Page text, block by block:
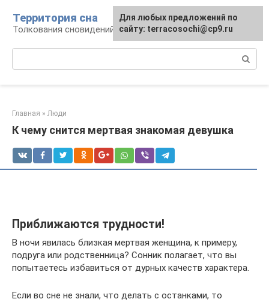
контенту
Территория сна
Толкования сновидений
Главная » Люди
К чему снится мертвая знакомая девушка
Приближаются трудности!
В ночи явилась близкая мертвая женщина, к примеру,
подруга или родственница? Сонник полагает, что вы
попытаетесь избавиться от дурных качеств характера.
Если во сне не знали, что делать с останками, то
Для любых предложений по
сайту: terracosochi@cp9.ru